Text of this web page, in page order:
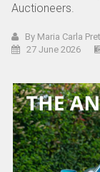
Auctioneers.
By Maria Carla
27 June 2026